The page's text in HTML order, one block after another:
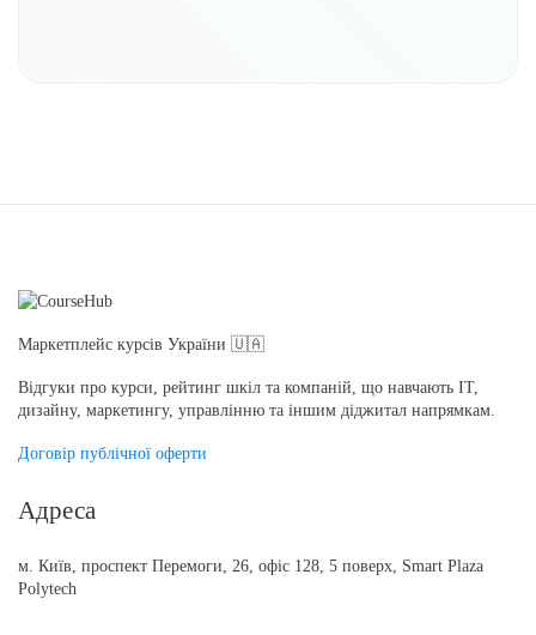
Маркетплейс курсів України 🇺🇦
Відгуки про курси, рейтинг шкіл та компаній, що навчають IT,
дизайну, маркетингу, управлінню та іншим діджитал напрямкам.
Договір публічної оферти
Адреса
м. Київ, проспект Перемоги, 26, офіс 128, 5 поверх, Smart Plaza
Polytech